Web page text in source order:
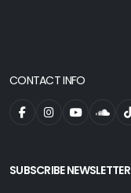
CONTACT INFO
SUBSCRIBE NEWSLETTER